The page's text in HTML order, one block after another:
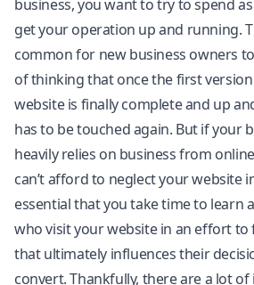
business, you want to try to spend
get your operation up and running.
common for new business owners
of thinking that once the first
website is finally complete and up
has to be touched again. But if your
heavily relies on business from
can’t afford to neglect your website
essential that you take time to learn
who visit your website in an effort to
that ultimately influences their
convert. Thankfully, there are a lot